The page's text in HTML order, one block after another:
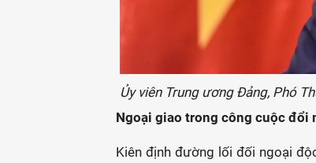
Ủy viên Trung ương Đảng, Phó
Ngoại giao trong công cuộc đổi
Kiên định đường lối đối ngoại